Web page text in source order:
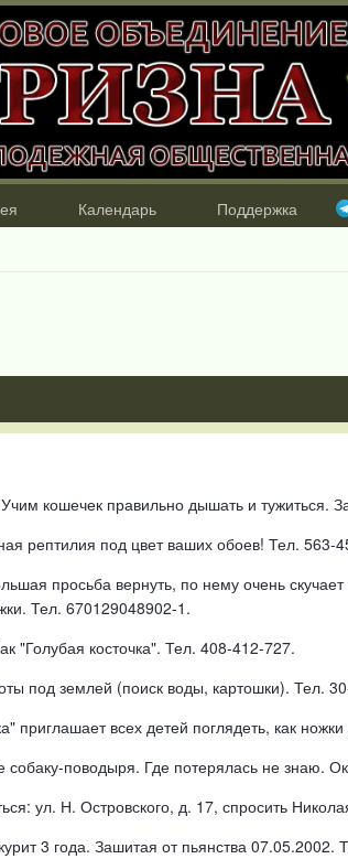
Календарь Поддержка
кошечек правильно дышать и тужиться.
рептилия под цвет ваших обоев! Тел. 563-
просьба вернуть, по нему очень
Тел. 670129048902-1.
"Голубая косточка". Тел. 408-412-727.
под землей (поиск воды, картошки). Тел.
приглашает всех детей поглядеть, как
собаку-поводыря. Где потерялась не
ул. Н. Островского, д. 17, спросить
3 года. Зашитая от пьянства 07.05.2002.